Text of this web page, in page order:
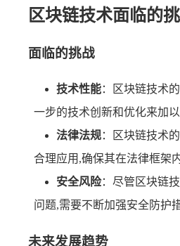
区块链技术面临的
面临的挑战
技术性能：区块链技术
一步的技术创新和优化来加以
法律法规：区块链技术
合理应用,确保其在法律框架
安全风险：尽管区块链
问题,需要不断加强安全防护
未来发展趋势